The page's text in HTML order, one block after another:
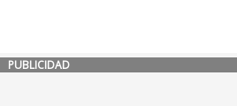
PUBLICIDAD